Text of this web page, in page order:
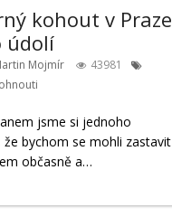
kohout v Praze
údolí
Mojmír
43981
jsme si jednoho
bychom se mohli zastavit
občasně a…